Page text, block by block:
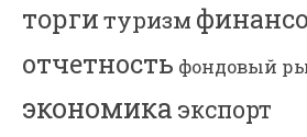
торгитуризм
отчетность фондовый
экономика экспорт